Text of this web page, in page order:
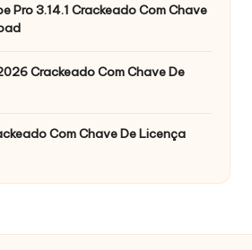
Pro 3.14.1 Crackeado Com Chave
Crackeado Com Chave De
Com Chave De Licença